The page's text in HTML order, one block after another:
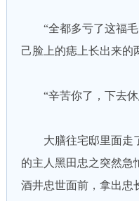
“全都多亏了这福毛
己脸上的痣上长出来的
“辛苦你了，下去休
大膳往宅邸里面走了
的主人黑田忠之突然急
酒井忠世面前，拿出忠